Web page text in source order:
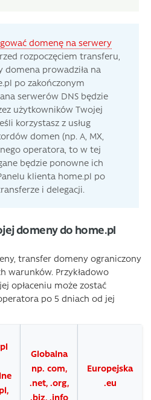
domenę na serwery
rozpoczęciem transferu,
domena prowadziła na
po zakończonym
serwerów DNS będzie
użytkowników Twojej
korzystasz z usług
domen (np. A, MX,
operatora, to w tej
będzie ponowne ich
klienta home.pl po
i delegacji.
domeny do home.pl
transfer domeny ograniczony
warunków. Przykładowo
opłaceniu może zostać
po 5 dniach od jej
Globalna
np. com,
.net, .org,
.biz, .info
Europejska
.eu